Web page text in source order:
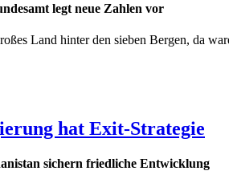
legt neue Zahlen vor
Land hinter den sieben Bergen, da
hat Exit-Strategie
sichern friedliche Entwicklung